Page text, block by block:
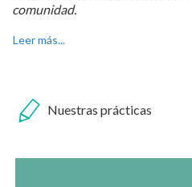
comunidad.
Leer más...
Nuestras prácticas